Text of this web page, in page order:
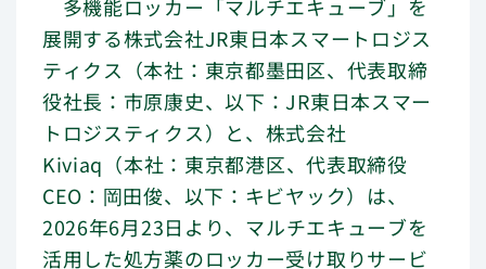
多機能ロッカー「マルチエキューブ」を
展開する株式会社JR東日本スマートロジス
ティクス（本社：東京都墨田区、代表取締
役社長：市原康史、以下：JR東日本スマー
トロジスティクス）と、株式会社
Kiviaq（本社：東京都港区、代表取締役
CEO：岡田俊、以下：キビヤック）は、
2026年6月23日より、マルチエキューブを
活用した処方薬のロッカー受け取りサービ
荷物・商品を送る、受取る
個人のお客さま
よくあるご質問